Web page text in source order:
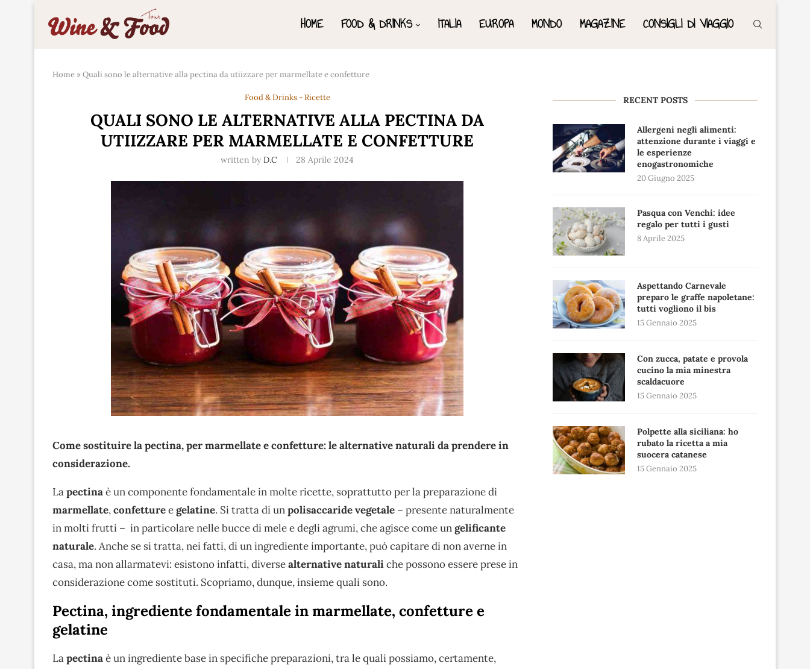
HOME FOOD & DRINKS ITALIA EUROPA MONDO MAGAZINE CONSIGLI DI VIAGGIO
Home »Quali sono le alternative alla pectina da utiizzare per marmellate e confetture
Food & Drinks - Ricette
QUALI SONO LE ALTERNATIVE ALLA PECTINA DA
UTIIZZARE PER MARMELLATE E CONFETTURE
written byD.C 28 Aprile 2024
Come sostituire la pectina, per marmellate e confetture: le alternative naturali da prendere in
considerazione.
Lapectinaè un componente fondamentale in molte ricette, soprattutto per la preparazione di
marmellate,confettureegelatine. Si tratta di unpolisaccaride vegetale – presente naturalmente
in molti frutti – in particolare nelle bucce di mele e degli agrumi, che agisce come ungelificante
naturale. Anche se si tratta, nei fatti, di un ingrediente importante, può capitare di non averne in
casa, ma non allarmatevi: esistono infatti, diversealternative naturaliche possono essere prese in
considerazione come sostituti. Scopriamo, dunque, insieme quali sono.
Pectina, ingrediente fondamentale in marmellate, confetture e
gelatine
Lapectinaè un ingrediente base in specifiche preparazioni, tra le quali possiamo, certamente,
RECENT POSTS
Allergeni negli alimenti:
attenzione durante i viaggi e
le esperienze
enogastronomiche
20 Giugno 2025
Pasqua con Venchi: idee
regalo per tutti i gusti
8 Aprile 2025
Aspettando Carnevale
preparo le graffe napoletane:
tutti vogliono il bis
15 Gennaio 2025
Con zucca, patate e provola
cucino la mia minestra
scaldacuore
15 Gennaio 2025
Polpette alla siciliana: ho
rubato la ricetta a mia
suocera catanese
15 Gennaio 2025